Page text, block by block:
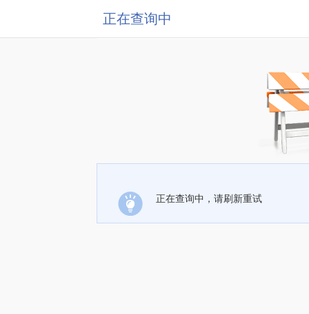
正在查询中
正在查询中，请刷新重试